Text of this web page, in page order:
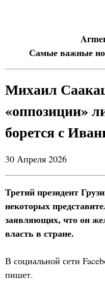
Самые важные
Михаил
«оппозиции»
борется с
30 Апреля 2026
Третий президент
некоторых
заявляющих, что он
власть в стране.
В социальной сети
пишет.